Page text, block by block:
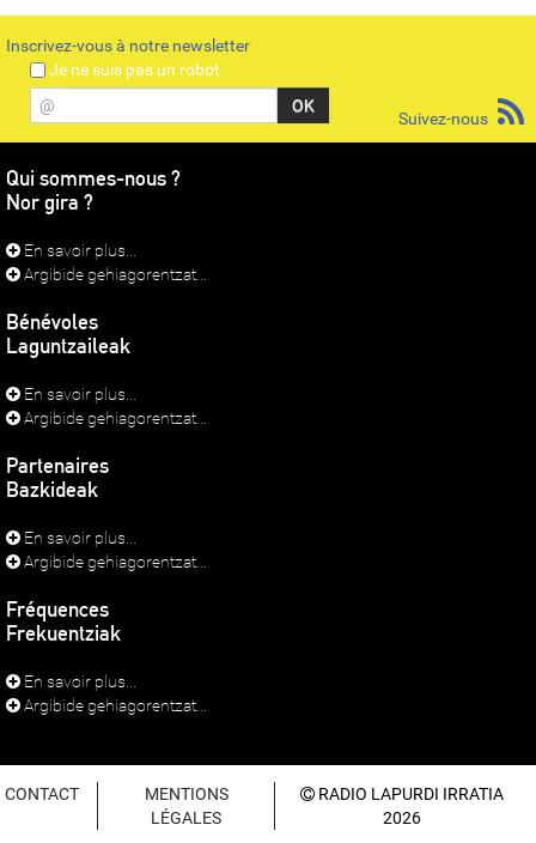
Inscrivez-vous à notre newsletter
Je ne suis pas un robot
@
Suivez-nous
Qui sommes-nous ?
Nor gira ?
En savoir plus...
Argibide gehiagorentzat...
Bénévoles
Laguntzaileak
En savoir plus...
Argibide gehiagorentzat...
Partenaires
Bazkideak
En savoir plus...
Argibide gehiagorentzat...
Fréquences
Frekuentziak
En savoir plus...
Argibide gehiagorentzat...
CONTACT
MENTIONS
LÉGALES
RADIO LAPURDI IRRATIA
2026